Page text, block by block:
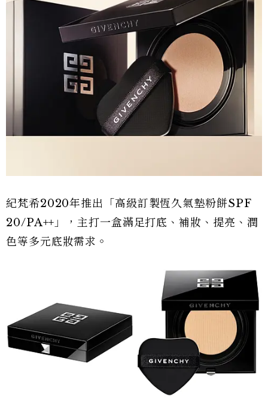
紀梵希2020年推出「高級訂製恆久氣墊粉餅SPF
20/PA++」，主打一盒滿足打底、補妝、提亮、潤
色等多元底妝需求。